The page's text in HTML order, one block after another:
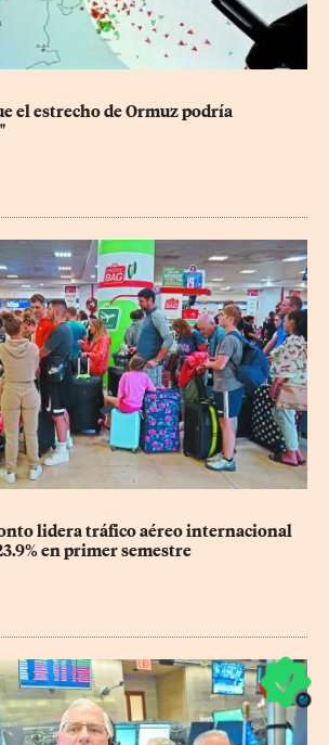
el estrecho de Ormuz podría
lidera tráfico aéreo internacional
en primer semestre